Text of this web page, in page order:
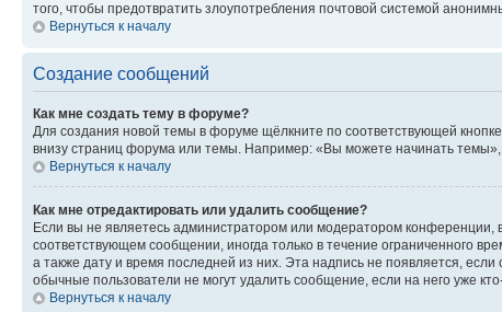
того, чтобы предотвратить злоупотребления почтовой системой
Вернуться к началу
Создание сообщений
Как мне создать тему в форуме?
Для создания новой темы в форуме щёлкните по соответствующей
внизу страниц форума или темы. Например: «Вы можете начинать темы»,
Вернуться к началу
Как мне отредактировать или удалить сообщение?
Если вы не являетесь администратором или модератором
соответствующем сообщении, иногда только в течение ограниченного
а также дату и время последней из них. Эта надпись не появляется,
обычные пользователи не могут удалить сообщение, если на него уже
Вернуться к началу